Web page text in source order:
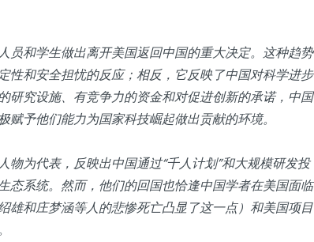
员和学生做出离开美国返回中国的重大决定。这种趋势
性和安全担忧的反应；相反，它反映了中国对科学进步
研究设施、有竞争力的资金和对促进创新的承诺，中国
予他们能力为国家科技崛起做出贡献的环境。
物为代表，反映出中国通过“千人计划”和大规模研发投
态系统。然而，他们的回国也恰逢中国学者在美国面临
雄和庄梦涵等人的悲惨死亡凸显了这一点）和美国项目